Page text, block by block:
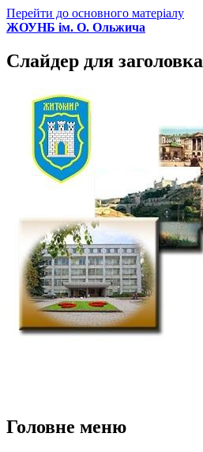
Перейти до основного матеріалу
ЖОУНБ ім. О. Ольжича
Слайдер для заголовка
Головне меню